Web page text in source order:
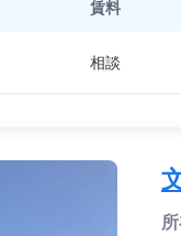
賃料
相談